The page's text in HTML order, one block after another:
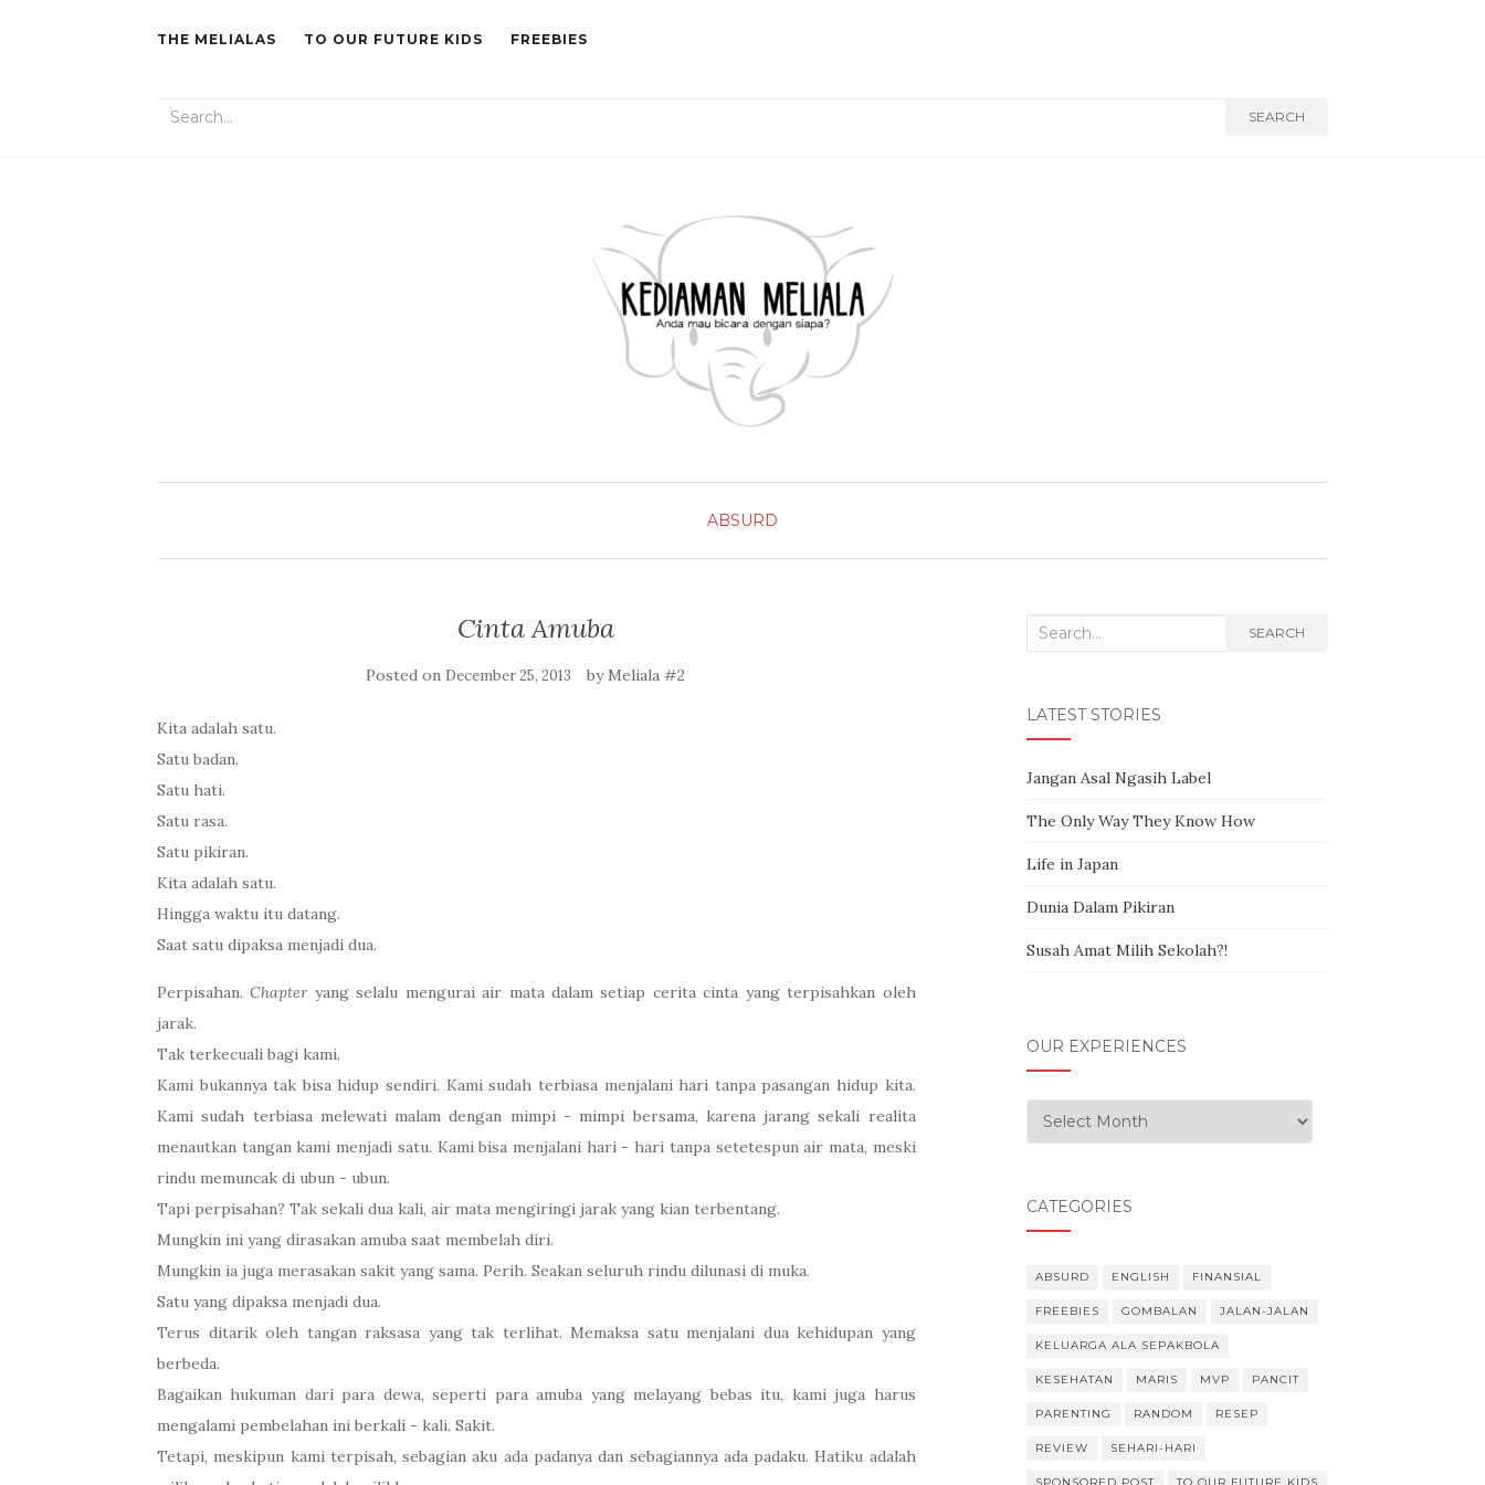
THE MELIALAS TO OUR FUTURE KIDS FREEBIES
Search for: SEARCH
ABSURD
Cinta Amuba
Posted on December 25, 2013 byMeliala #2
Kita adalah satu.
Satu badan.
Satu hati.
Satu rasa.
Satu pikiran.
Kita adalah satu.
Hingga waktu itu datang.
Saat satu dipaksa menjadi dua.
Perpisahan.Chapteryang selalu mengurai air mata dalam setiap cerita cinta yang terpisahkan oleh
jarak.
Tak terkecuali bagi kami.
Kami bukannya tak bisa hidup sendiri. Kami sudah terbiasa menjalani hari tanpa pasangan hidup kita.
Kami sudah terbiasa melewati malam dengan mimpi - mimpi bersama, karena jarang sekali realita
menautkan tangan kami menjadi satu. Kami bisa menjalani hari - hari tanpa setetespun air mata, meski
rindu memuncak di ubun - ubun.
Tapi perpisahan? Tak sekali dua kali, air mata mengiringi jarak yang kian terbentang.
Mungkin ini yang dirasakan amuba saat membelah diri.
Mungkin ia juga merasakan sakit yang sama. Perih. Seakan seluruh rindu dilunasi di muka.
Satu yang dipaksa menjadi dua.
Terus ditarik oleh tangan raksasa yang tak terlihat. Memaksa satu menjalani dua kehidupan yang
berbeda.
Bagaikan hukuman dari para dewa, seperti para amuba yang melayang bebas itu, kami juga harus
mengalami pembelahan ini berkali - kali. Sakit.
Tetapi, meskipun kami terpisah, sebagian aku ada padanya dan sebagiannya ada padaku. Hatiku adalah
Search for: SEARCH
LATEST STORIES
Jangan Asal Ngasih Label
The Only Way They Know How
Life in Japan
Dunia Dalam Pikiran
Susah Amat Milih Sekolah?!
OUR EXPERIENCES
Our Experiences
CATEGORIES
ABSURD ENGLISH FINANSIAL
FREEBIES GOMBALAN JALAN-JALAN
KELUARGA ALA SEPAKBOLA
KESEHATAN MARIS MVP PANCIT
PARENTING RANDOM RESEP
REVIEW SEHARI-HARI